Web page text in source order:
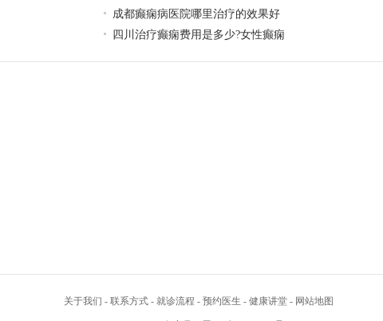
成都癫痫病医院哪里治疗的效果好
四川治疗癫痫费用是多少?女性癫痫
关于我们 - 联系方式 - 就诊流程 - 预约医生 - 健康讲堂 - 网站地图